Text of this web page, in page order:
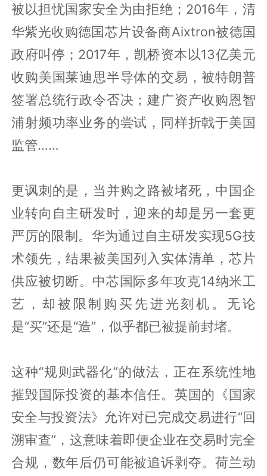
被以担忧国家安全为由拒绝；2016年，清
华紫光收购德国芯片设备商Aixtron被德国
政府叫停；2017年，凯桥资本以13亿美元
收购美国莱迪思半导体的交易，被特朗普
签署总统行政令否决；建广资产收购恩智
浦射频功率业务的尝试，同样折戟于美国
监管……
更讽刺的是，当并购之路被堵死，中国企
业转向自主研发时，迎来的却是另一套更
严厉的限制。华为通过自主研发实现5G技
术领先，结果被美国列入实体清单，芯片
供应被切断。中芯国际多年攻克14纳米工
艺，却被限制购买先进光刻机。无论
是“买”还是“造”，似乎都已被提前封堵。
这种“规则武器化”的做法，正在系统性地
摧毁国际投资的基本信任。英国的《国家
安全与投资法》允许对已完成交易进行“回
溯审查”，这意味着即便企业在交易时完全
合规，数年后仍可能被追诉剥夺。荷兰动